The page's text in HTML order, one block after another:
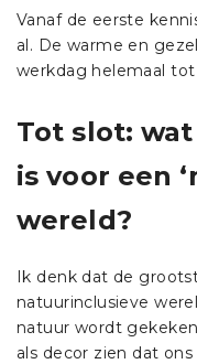
Vanaf de eerste
al. De warme en
werkdag helemaal tot
Tot slot:
is voor een
wereld?
Ik denk dat de
natuurinclusieve
natuur wordt
als decor zien dat